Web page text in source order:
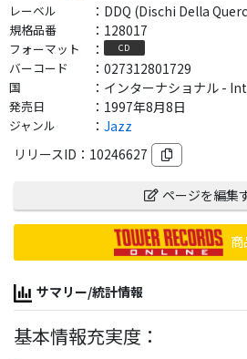
レーベル ： DDQ (Dischi Della
規格品番 ： 128017
フォーマット ： CD
バーコード ： 027312801729
国 ： インターナショナル -
発売日 ： 1997年8月8日
ジャンル ： Jazz
リリースID： 10246627
ページを編集
商
サマリー/統計情報
基本情報充実度：